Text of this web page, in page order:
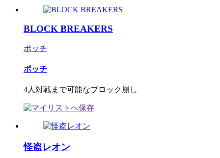
BLOCK BREAKERS
ポッチ
ポッチ
4人対戦まで可能なブロック崩し
怪盗レオン